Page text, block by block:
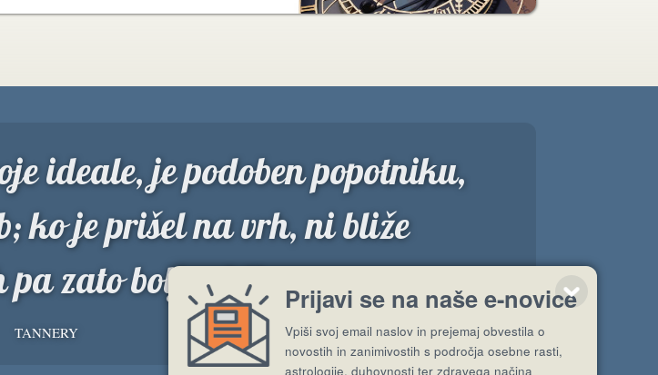
ideale, je podoben popotniku,
ko je prišel na vrh, ni bliže
pa zato bolje vidi.
TANNERY
Prijavi se na naše e-novice
Vpiši svoj email naslov in prejemaj obvestila o
novostih in zanimivostih s področja osebne rasti,
astrologije, duhovnosti ter zdravega načina